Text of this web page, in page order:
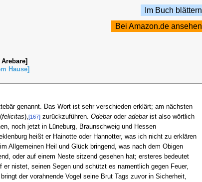
Hause]
Im Buch blättern
Bei Amazon.de ansehen
genannt. Das Wort ist sehr verschieden erklärt; am nächsten
felicitas),[167]zurückzuführen. Odebaroder adebarist also wörtlich
noch jetzt in Lüneburg, Braunschweig und Hessen
heißt er Hainotte oder Hannotter, was ich nicht zu erklären
Allgemeinen Heil und Glück bringend, was nach dem Obigen
oder auf einem Neste sitzend gesehen hat; ersteres bedeutet
nistet, seinen Segen und schützt es namentlich gegen Feuer,
der vorahnende Vogel seine Brut Tags zuvor in Sicherheit,